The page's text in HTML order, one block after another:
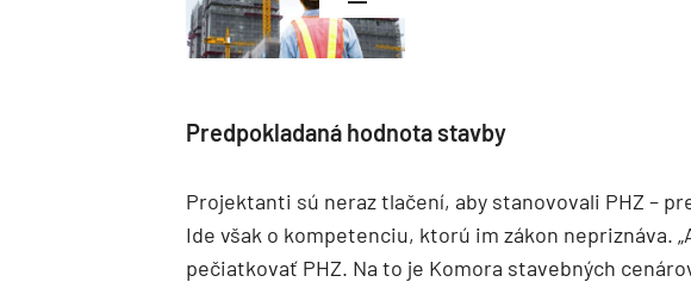
Predpokladaná hodnota stavby
Projektanti sú neraz tlačení, aby stanovovali PHZ –
Ide však o kompetenciu, ktorú im zákon nepriznáva.
pečiatkovať PHZ. Na to je Komora stavebných